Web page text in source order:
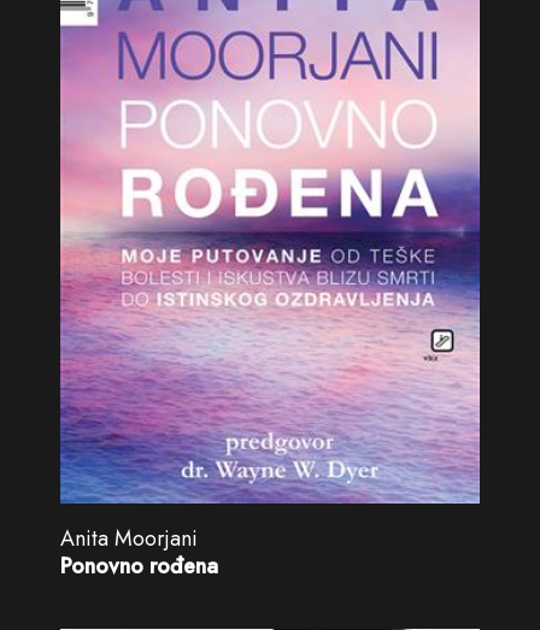
Anita Moorjani
Ponovno rođena